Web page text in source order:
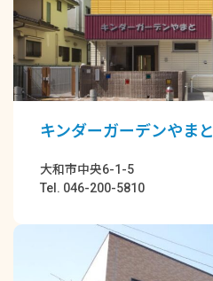
キンダーガーデンやまと
大和市中央6-1-5
Tel. 046-200-5810